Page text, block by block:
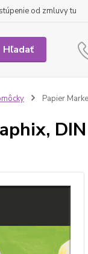
od zmluvy tu
Hľadať
Papier